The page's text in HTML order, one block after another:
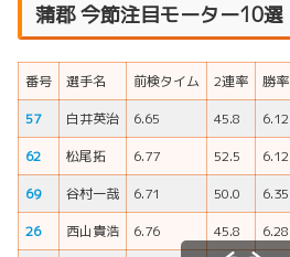
蒲郡 今節注目モーター10選
番号 選手名 前検タイム 2連率 勝率
57
白井英治 6.65 45.8 6.12
62
松尾拓 6.77 52.5 6.12
69
谷村一哉 6.71 50.0 6.35
26
西山貴浩 6.76 45.8 6.28